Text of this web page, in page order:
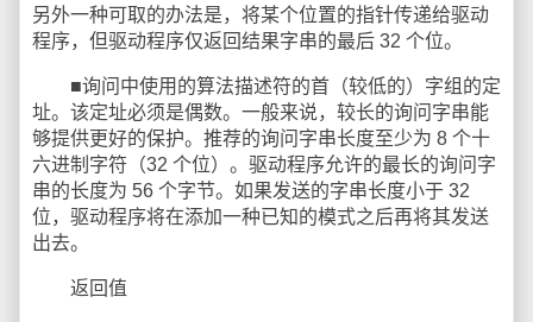
另外一种可取的办法是，将某个位置的指针传递给驱动
程序，但驱动程序仅返回结果字串的最后 32 个位。
■询问中使用的算法描述符的首（较低的）字组的定
址。该定址必须是偶数。一般来说，较长的询问字串能
够提供更好的保护。推荐的询问字串长度至少为 8 个十
六进制字符（32 个位）。驱动程序允许的最长的询问字
串的长度为 56 个字节。如果发送的字串长度小于 32
位，驱动程序将在添加一种已知的模式之后再将其发送
出去。
返回值